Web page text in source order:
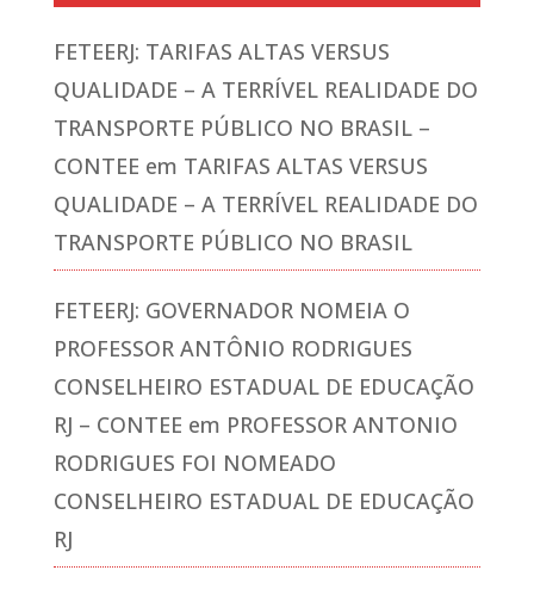
FETEERJ: TARIFAS ALTAS VERSUS
QUALIDADE – A TERRÍVEL REALIDADE DO
TRANSPORTE PÚBLICO NO BRASIL –
CONTEE em TARIFAS ALTAS VERSUS
QUALIDADE – A TERRÍVEL REALIDADE DO
TRANSPORTE PÚBLICO NO BRASIL
FETEERJ: GOVERNADOR NOMEIA O
PROFESSOR ANTÔNIO RODRIGUES
CONSELHEIRO ESTADUAL DE EDUCAÇÃO
RJ – CONTEE em PROFESSOR ANTONIO
RODRIGUES FOI NOMEADO
CONSELHEIRO ESTADUAL DE EDUCAÇÃO
RJ